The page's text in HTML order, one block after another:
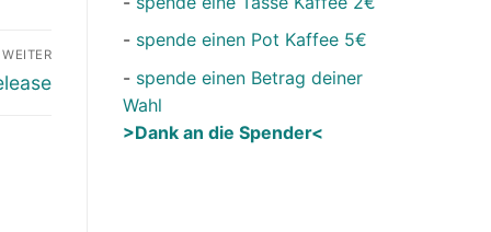
WEITER
- spende einen Pot Kaffee 5€
- spende einen Betrag deiner
Wahl
>Dank an die Spender<